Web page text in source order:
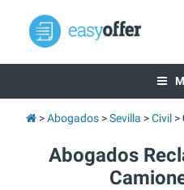
Abogados Sevilla Civil
Abogados